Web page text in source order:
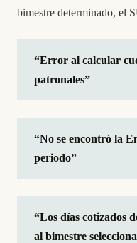
bimestre determinado, el
“Error al calcular
patronales”
“No se encontró la
periodo”
“Los días cotizados
al bimestre